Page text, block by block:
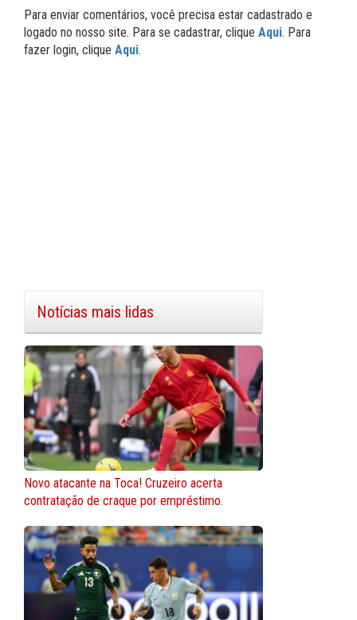
Para enviar comentários, você precisa estar cadastrado e
logado no nosso site. Para se cadastrar, clique Aqui. Para
fazer login, clique Aqui.
Notícias mais lidas
Novo atacante na Toca! Cruzeiro acerta
contratação de craque por empréstimo.